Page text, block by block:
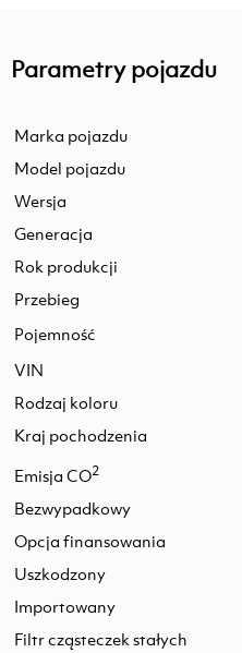
Parametry pojazdu
Marka pojazdu
Model pojazdu
Wersja
Generacja
Rok produkcji
Przebieg
Pojemność
VIN
Rodzaj koloru
Kraj pochodzenia
Emisja CO2
Bezwypadkowy
Opcja finansowania
Uszkodzony
Importowany
Filtr cząsteczek stałych